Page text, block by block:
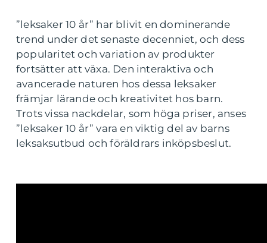
”leksaker 10 år” har blivit en dominerande
trend under det senaste decenniet, och dess
popularitet och variation av produkter
fortsätter att växa. Den interaktiva och
avancerade naturen hos dessa leksaker
främjar lärande och kreativitet hos barn.
Trots vissa nackdelar, som höga priser, anses
”leksaker 10 år” vara en viktig del av barns
leksaksutbud och föräldrars inköpsbeslut.